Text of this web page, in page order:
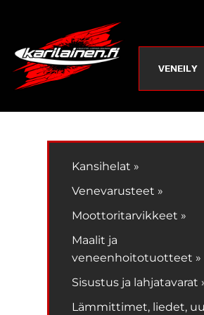
VENEILY
Kansihelat »
Venevarusteet »
Moottoritarvikkeet »
Maalit ja
veneenhoitotuotteet »
Sisustus ja lahjatavarat
Lämmittimet, liedet,